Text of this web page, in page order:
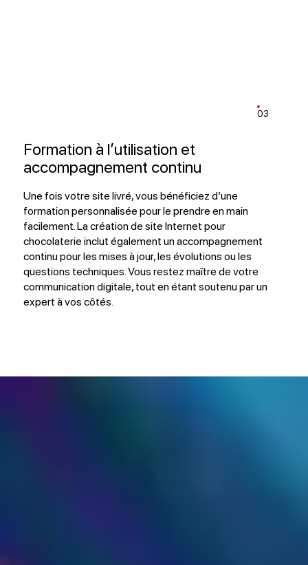
03
Formation à l’utilisation et
accompagnement continu
Une fois votre site livré, vous bénéficiez d’une
formation personnalisée pour le prendre en main
facilement. La création de site Internet pour
chocolaterie inclut également un accompagnement
continu pour les mises à jour, les évolutions ou les
questions techniques. Vous restez maître de votre
communication digitale, tout en étant soutenu par un
expert à vos côtés.